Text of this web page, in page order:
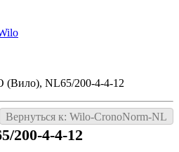
(Вило), NL65/200-4-4-12
Вернуться к: Wilo-CronoNorm-NL
200-4-4-12